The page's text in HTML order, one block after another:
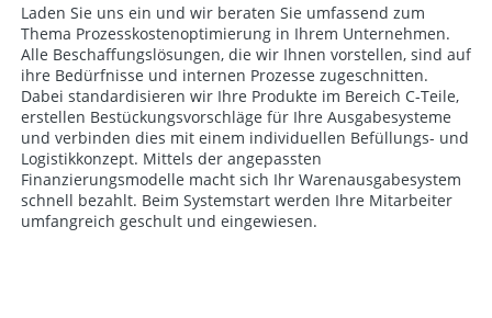
Laden Sie uns ein und wir beraten Sie umfassend zum
Thema Prozesskostenoptimierung in Ihrem Unternehmen.
Alle Beschaffungslösungen, die wir Ihnen vorstellen, sind auf
ihre Bedürfnisse und internen Prozesse zugeschnitten.
Dabei standardisieren wir Ihre Produkte im Bereich C-Teile,
erstellen Bestückungsvorschläge für Ihre Ausgabesysteme
und verbinden dies mit einem individuellen Befüllungs- und
Logistikkonzept. Mittels der angepassten
Finanzierungsmodelle macht sich Ihr Warenausgabesystem
schnell bezahlt. Beim Systemstart werden Ihre Mitarbeiter
umfangreich geschult und eingewiesen.